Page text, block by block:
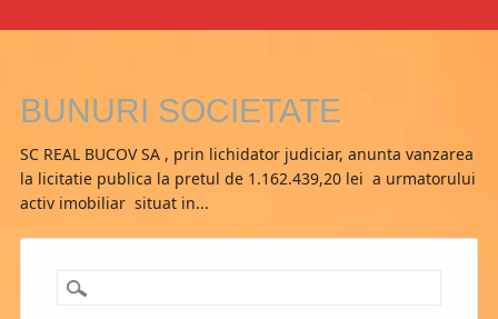
BUNURI SOCIETATE
SC REAL BUCOV SA , prin lichidator judiciar, anunta vanzarea
la licitatie publica la pretul de 1.162.439,20 lei a urmatorului
activ imobiliar situat in...